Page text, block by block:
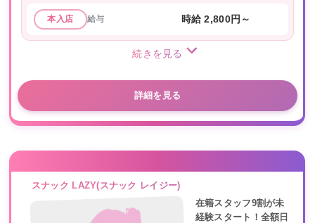
本入店 給与 時給 2,800円～
続きを見る
詳細を見る
スナック LAZY(スナック レイジー)
在籍スタッフ9割が未
経験スタート！全額日